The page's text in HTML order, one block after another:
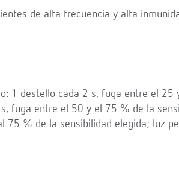
de alta frecuencia y alta
1 destello cada 2 s, fuga entre el 25
fuga entre el 50 y el 75 % de la
75 % de la sensibilidad elegida; luz